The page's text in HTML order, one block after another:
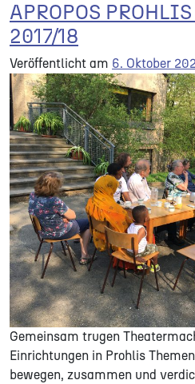
APROPOS
2017/18
Veröffentlicht am 6. Oktober
Gemeinsam trugen
Einrichtungen in Prohlis
bewegen, zusammen und